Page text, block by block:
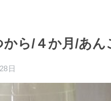
ら/４か月/あん
日